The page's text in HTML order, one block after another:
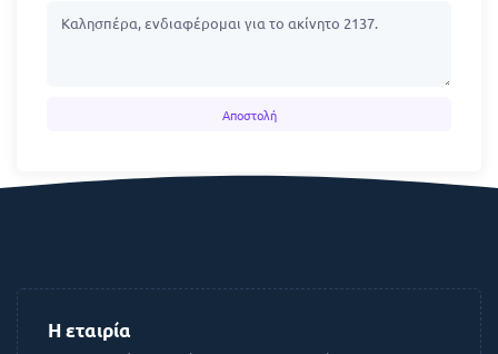
Αποστολή
Η εταιρία